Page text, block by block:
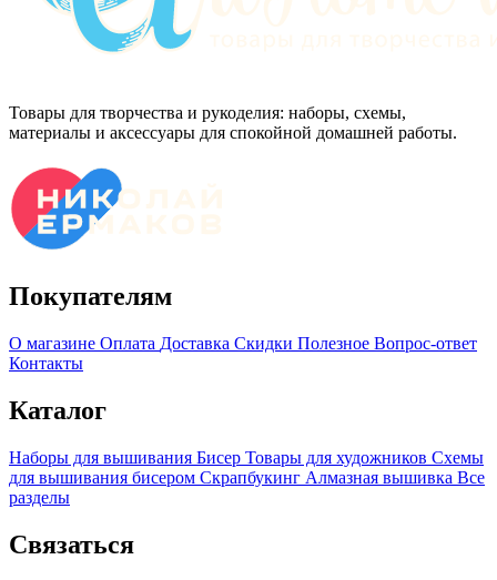
Товары для творчества и рукоделия: наборы, схемы,
материалы и аксессуары для спокойной домашней работы.
Покупателям
О магазине Оплата Доставка Скидки Полезное Вопрос-ответ
Контакты
Каталог
Наборы для вышивания Бисер Товары для художников Схемы
для вышивания бисером Скрапбукинг Алмазная вышивка Все
разделы
Связаться